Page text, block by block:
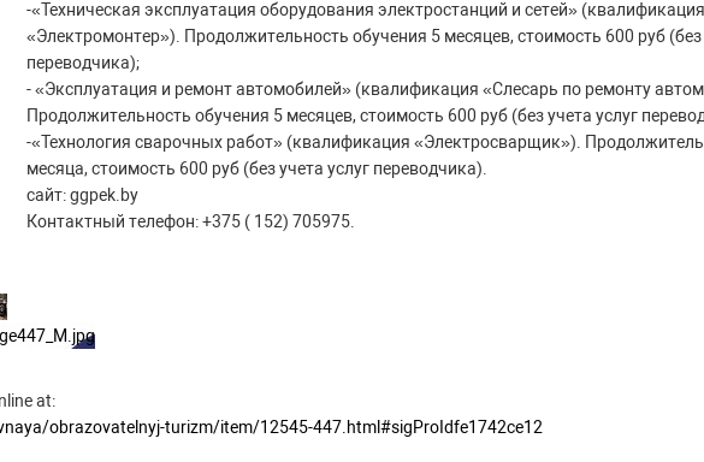
-«Техническая эксплуатация оборудования электростанций и сетей» (квалификация
«Электромонтер»). Продолжительность обучения 5 месяцев, стоимость 600 руб (без
переводчика);
- «Эксплуатация и ремонт автомобилей» (квалификация «Слесарь по ремонту
Продолжительность обучения 5 месяцев, стоимость 600 руб (без учета услуг
-«Технология сварочных работ» (квалификация «Электросварщик»).
месяца, стоимость 600 руб (без учета услуг переводчика).
сайт: ggpek.by
Контактный телефон: +375 ( 152) 705975.
at:
obrazovatelnyj-turizm/item/12545-447.html#sigProIdfe1742ce12